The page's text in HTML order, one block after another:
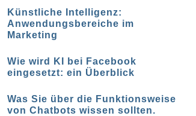
Künstliche Intelligenz:
Anwendungsbereiche im
Marketing
Wie wird KI bei Facebook
eingesetzt: ein Überblick
Was Sie über die Funktionsweise
von Chatbots wissen sollten.